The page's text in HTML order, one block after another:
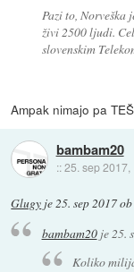
Pazi to, Norveška
živi 2500 ljudi.
slovenskim
Ampak nimajo pa
bambam20
::25. sep 2017,
Glugy je25. sep 2017
bambam20je 25.
Koliko